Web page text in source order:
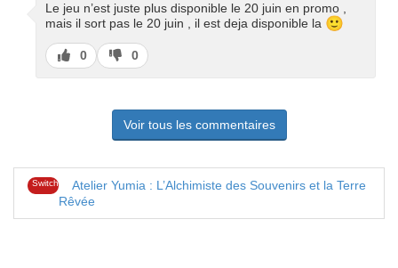
Le jeu n’est juste plus disponible le 20 juin en promo ,
mais il sort pas le 20 juin , il est deja disponible la 🙂
J’aime
0
J’aime
pas
0
Voir tous les commentaires
Switch
Atelier Yumia : L’Alchimiste des Souvenirs et la Terre
Rêvée